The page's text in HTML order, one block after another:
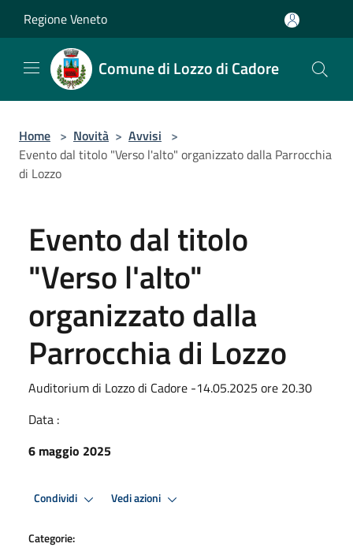
Regione Veneto
Comune di Lozzo di Cadore
Home > Novità > Avvisi >
Evento dal titolo "Verso l'alto" organizzato dalla Parrocchia
di Lozzo
Evento dal titolo
"Verso l'alto"
organizzato dalla
Parrocchia di Lozzo
Auditorium di Lozzo di Cadore -14.05.2025 ore 20.30
Data :
6 maggio 2025
Condividi Vedi azioni
Categorie: